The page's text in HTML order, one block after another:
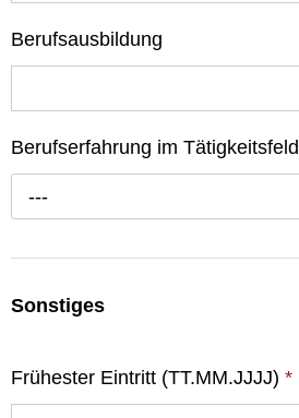
Berufsausbildung
Berufserfahrung im Tätigkeitsfeld
---
Sonstiges
Frühester Eintritt (TT.MM.JJJJ) *